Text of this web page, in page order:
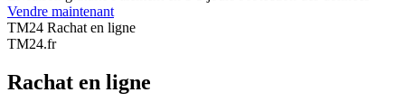
Vendre maintenant
TM24 Rachat en ligne
TM24.fr
Rachat en ligne